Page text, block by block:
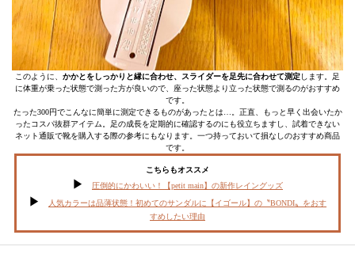
このように、 かかとをしっかりと縁に合わせ、スライダーを足先に合わせて測定します。足
に体重が乗った状態で測った方が良いので、座った状態より立った状態で測るのがおすすめ
です。
たった300円でこんなに簡単に測定できるものがあったとは…。正直、もっと早く出会いたか
ったコスパ抜群アイテム。足の成長を定期的に確認するのにも役立ちますし、試着できない
ネット通販で靴を購入する際の参考にもなります。一つ持っておいて損なしのおすすめ商品
です。
こちらもオススメ
圧倒的にかわいい！【petit main】の新作レイングッズ
人気カラーは品薄状態！初めてのサンダルに【イゴール】の〝BONDI〟をおす
すめしたい理由